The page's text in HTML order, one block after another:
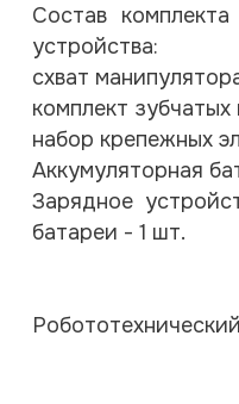
Состав
устройства:
схват
комплект зубчатых
набор крепежных
Аккумуляторная
Зарядное
батареи - 1 шт.